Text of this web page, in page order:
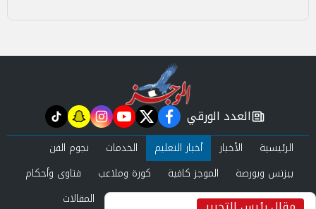
newspaper
العدد الورقي facebook
twitter
youtube
instagram
snapchat
tiktok
الرئيسية الأخبار أخبار التعليم الخدمات
نجوم الفن
بيزنس وبورصة
الموجز كافية كورة وملاعب
فتاوى وأحكام
صحة وجمال
عرب وعالم حوادث ومحاكم المقالات